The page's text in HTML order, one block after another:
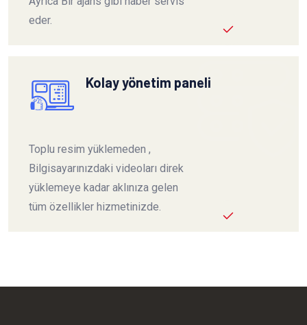
eder.
Kolay yönetim paneli
Toplu resim yüklemeden ,
Bilgisayarınızdaki videoları direk
yüklemeye kadar aklınıza gelen
tüm özellikler hizmetinizde.